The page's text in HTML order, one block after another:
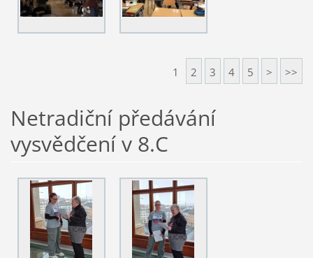
1 2 3 4 5 > >>
Netradiční předávání
vysvědčení v 8.C